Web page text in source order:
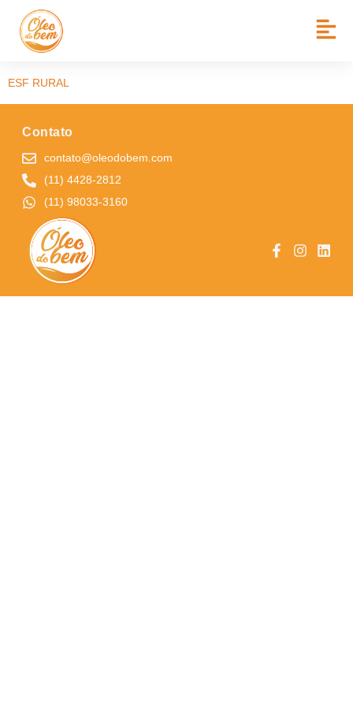
BAIRRO:
ESF VILA CLAÚDIA
ESF RURAL
Contato
contato@oleodobem.com
(11) 4428-2812
(11) 98033-3160